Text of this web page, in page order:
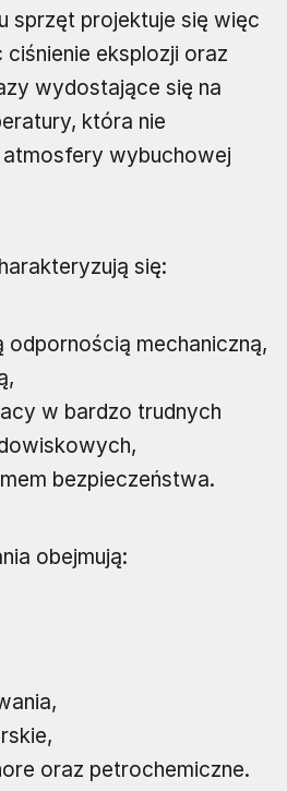
sprzęt projektuje się więc
eksplozji oraz
wydostające się na
która nie
atmosfery wybuchowej
się:
mechaniczną,
w bardzo trudnych
bezpieczeństwa.
obejmują:
oraz petrochemiczne.